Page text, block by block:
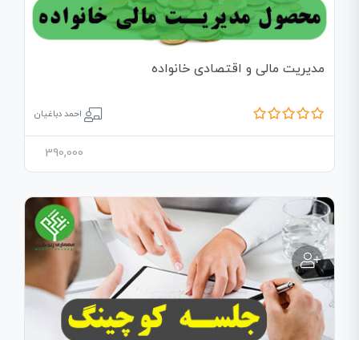
مدیریت مالی و اقتصادی خانواده
احمد دباغیان
390,000